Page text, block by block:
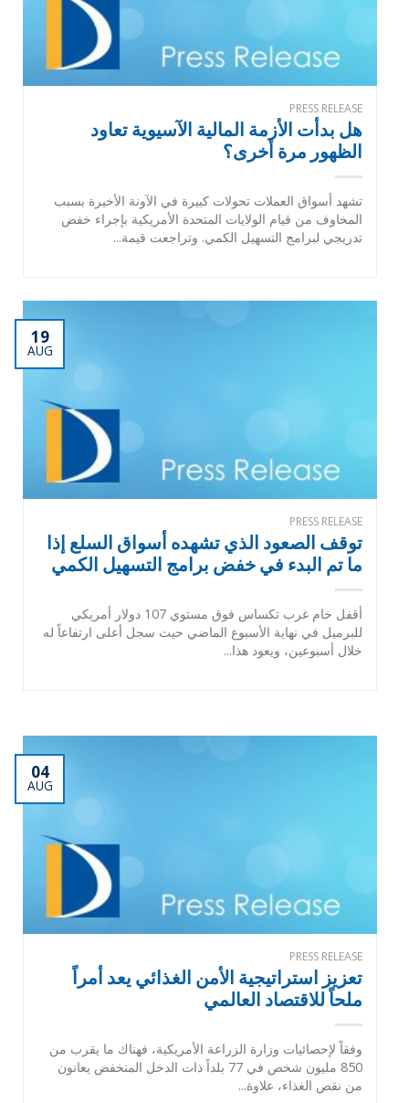
PRESS RELEASE
هل بدأت الأزمة المالية الآسيوية تعاود
الظهور مرة أخرى؟
تشهد أسواق العملات تحولات كبيرة في الآونة الأخيرة بسبب
المخاوف من قيام الولايات المتحدة الأمريكية بإجراء خفض
تدريجي لبرامج التسهيل الكمي. وتراجعت قيمة...
19
AUG
PRESS RELEASE
توقف الصعود الذي تشهده أسواق السلع إذا
ما تم البدء في خفض برامج التسهيل الكمي
أقفل خام غرب تكساس فوق مستوي 107 دولار أمريكي
للبرميل في نهاية الأسبوع الماضي حيث سجل أعلى ارتفاعاً له
خلال أسبوعين، ويعود هذا...
04
AUG
PRESS RELEASE
تعزيز استراتيجية الأمن الغذائي يعد أمراً
ملحاً للاقتصاد العالمي
وفقاً لإحصائيات وزارة الزراعة الأمريكية، فهناك ما يقرب من
850 مليون شخص في 77 بلداً ذات الدخل المنخفض يعانون
من نقص الغذاء، علاوة...